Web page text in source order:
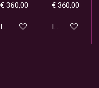
€ 360,00
In winkelwagen
€ 360,00
In